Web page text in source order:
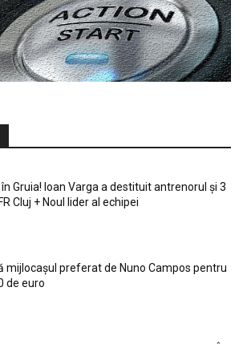
Gruia! Ioan Varga a destituit antrenorul și 3
Cluj + Noul lider al echipei
mijlocașul preferat de Nuno Campos pentru
de euro